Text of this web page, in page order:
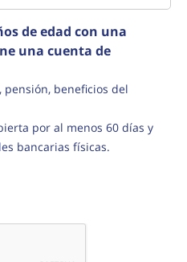
de edad con una
una cuenta de
por al menos 60 días y
bancarias físicas.